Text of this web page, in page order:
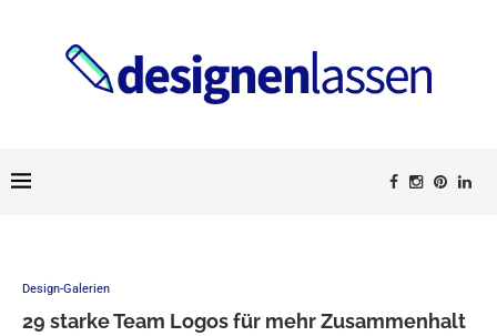
Design-Galerien
29 starke Team Logos für mehr Zusammenhalt